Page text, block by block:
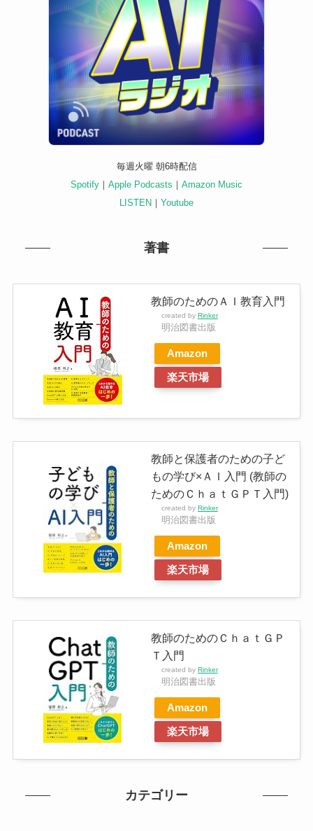
毎週火曜 朝6時配信
Spotify ｜ Apple Podcasts ｜ Amazon Music
LISTEN ｜ Youtube
著書
教師のためのＡＩ教育入門
created by Rinker
明治図書出版
Amazon
楽天市場
教師と保護者のための子ど
もの学び×ＡＩ入門 (教師の
ためのＣｈａｔＧＰＴ入門)
created by Rinker
明治図書出版
Amazon
楽天市場
教師のためのＣｈａｔＧＰ
Ｔ入門
created by Rinker
明治図書出版
Amazon
楽天市場
カテゴリー